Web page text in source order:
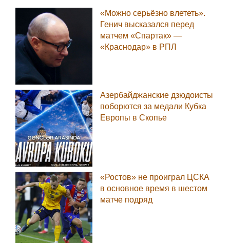
«Можно серьёзно влететь».
Генич высказался перед
матчем «Спартак» —
«Краснодар» в РПЛ
Азербайджанские дзюдоисты
поборются за медали Кубка
Европы в Скопье
«Ростов» не проиграл ЦСКА
в основное время в шестом
матче подряд